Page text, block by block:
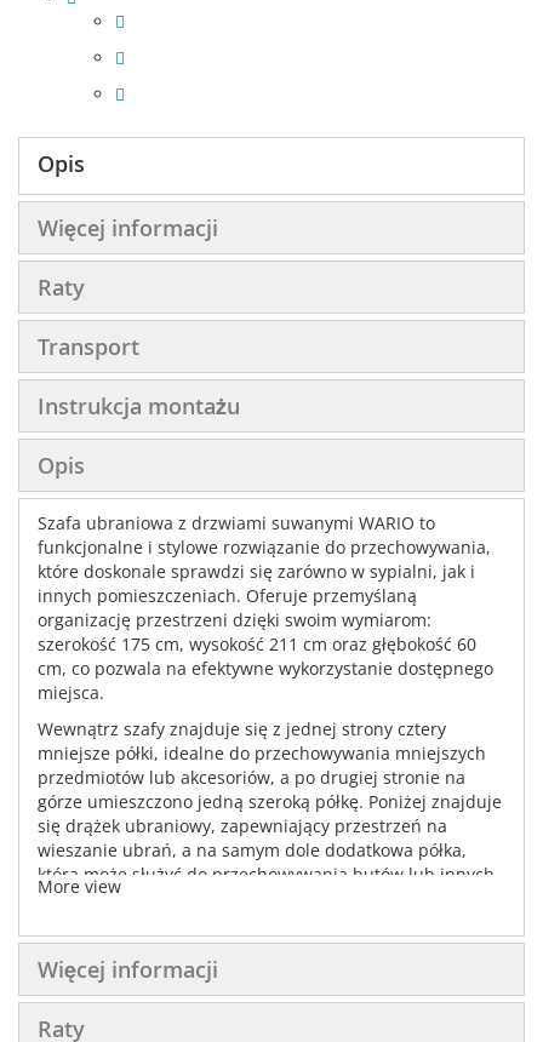
Opis
Więcej informacji
Raty
Transport
Instrukcja montażu
Opis
Szafa ubraniowa z drzwiami suwanymi WARIO to
funkcjonalne i stylowe rozwiązanie do przechowywania,
które doskonale sprawdzi się zarówno w sypialni, jak i
innych pomieszczeniach. Oferuje przemyślaną
organizację przestrzeni dzięki swoim wymiarom:
szerokość 175 cm, wysokość 211 cm oraz głębokość 60
cm, co pozwala na efektywne wykorzystanie dostępnego
miejsca.
Wewnątrz szafy znajduje się z jednej strony cztery
mniejsze półki, idealne do przechowywania mniejszych
przedmiotów lub akcesoriów, a po drugiej stronie na
górze umieszczono jedną szeroką półkę. Poniżej znajduje
się drążek ubraniowy, zapewniający przestrzeń na
wieszanie ubrań, a na samym dole dodatkowa półka,
która może służyć do przechowywania butów lub innych
większych przedmiotów.
Szafa WARIO wyróżnia się dużym lustrem na drzwiach,
co nie tylko jest praktycznym rozwiązaniem, ale także
optycznie powiększa przestrzeń i dodaje wnętrzu
elegancji. Jest to idealny wybór dla osób ceniących sobie
połączenie funkcjonalności z nowoczesnym designem.
More view
Więcej informacji
Raty